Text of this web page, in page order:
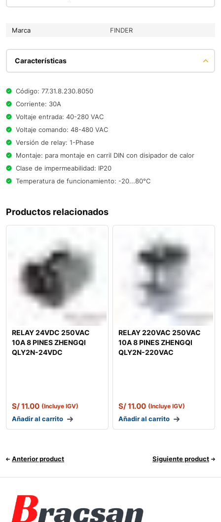
Marca FINDER
Características
Código: 77.31.8.230.8050
Corriente: 30A
Voltaje entrada: 40-280 VAC
Voltaje comando: 48-480 VAC
Versión de relay: 1-Phase
Montaje: para montaje en carril DIN con disipador de calor
Clase de impermeabilidad: IP20
Temperatura de funcionamiento: -20...80°C
Productos relacionados
RELAY 24VDC 250VAC
10A 8 PINES ZHENGQI
QLY2N-24VDC
S/11.00 (Incluye IGV)
Añadir al carrito
RELAY 220VAC 250VAC
10A 8 PINES ZHENGQI
QLY2N-220VAC
S/11.00 (Incluye IGV)
Añadir al carrito
Anterior product Siguiente product